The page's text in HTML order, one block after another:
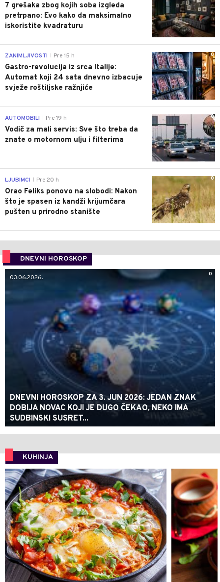
7 grešaka zbog kojih soba izgleda
pretrpano: Evo kako da maksimalno
iskoristite kvadraturu
0
ZANIMLJIVOSTI Pre 15 h
Gastro-revolucija iz srca Italije:
Automat koji 24 sata dnevno izbacuje
svježe roštiljske ražnjiće
0
AUTOMOBILI Pre 19 h
Vodič za mali servis: Sve što treba da
znate o motornom ulju i filterima
0
LJUBIMCI Pre 20 h
Orao Feliks ponovo na slobodi: Nakon
što je spasen iz kandži krijumčara
pušten u prirodno stanište
DNEVNI HOROSKOP
0
03.06.2026.
DNEVNI HOROSKOP ZA 3. JUN 2026: JEDAN ZNAK
DOBIJA NOVAC KOJI JE DUGO ČEKAO, NEKO IMA
SUDBINSKI SUSRET...
KUHINJA
0